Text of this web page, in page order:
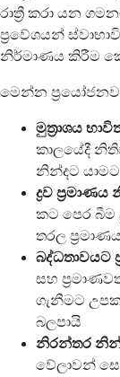
රාත්‍රී කරා යන
ප්‍රවේශයන්
නිර්මාණය කිරීම
මෙන්න
මුත්‍රාශය
කාලයේදී
නින්දට යාමට
ද්‍රව
කට පෙර බීම
තරල
බද්ධතාවයට
සහ
ගැනීමට
බලපායි
නිරන්තර
වේලාවන්